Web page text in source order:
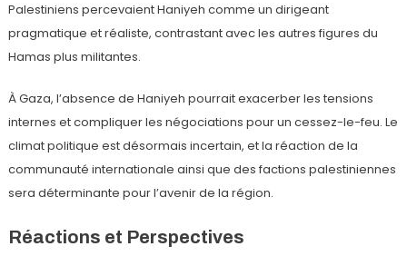
Palestiniens percevaient Haniyeh comme un dirigeant
pragmatique et réaliste, contrastant avec les autres figures du
Hamas plus militantes.
À Gaza, l’absence de Haniyeh pourrait exacerber les tensions
internes et compliquer les négociations pour un cessez-le-feu. Le
climat politique est désormais incertain, et la réaction de la
communauté internationale ainsi que des factions palestiniennes
sera déterminante pour l’avenir de la région.
Réactions et Perspectives